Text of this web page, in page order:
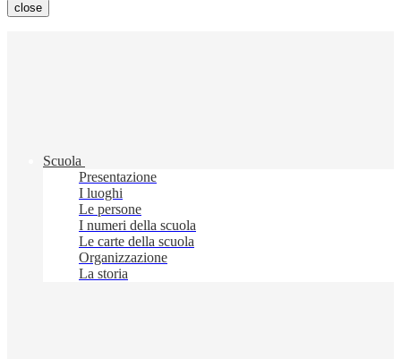
close
Scuola
Presentazione
I luoghi
Le persone
I numeri della scuola
Le carte della scuola
Organizzazione
La storia